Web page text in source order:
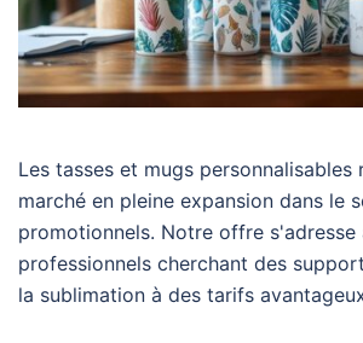
Les tasses et mugs personnalisables
marché en pleine expansion dans le
promotionnels. Notre offre s'adresse
professionnels cherchant des
la sublimation à des tarifs